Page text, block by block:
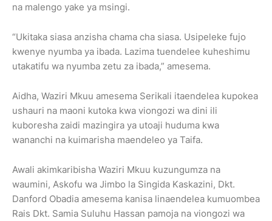
na malengo yake ya msingi.
“Ukitaka siasa anzisha chama cha siasa. Usipeleke fujo
kwenye nyumba ya ibada. Lazima tuendelee kuheshimu
utakatifu wa nyumba zetu za ibada,” amesema.
Aidha, Waziri Mkuu amesema Serikali itaendelea kupokea
ushauri na maoni kutoka kwa viongozi wa dini ili
kuboresha zaidi mazingira ya utoaji huduma kwa
wananchi na kuimarisha maendeleo ya Taifa.
Awali akimkaribisha Waziri Mkuu kuzungumza na
waumini, Askofu wa Jimbo la Singida Kaskazini, Dkt.
Danford Obadia amesema kanisa linaendelea kumuombea
Rais Dkt. Samia Suluhu Hassan pamoja na viongozi wa